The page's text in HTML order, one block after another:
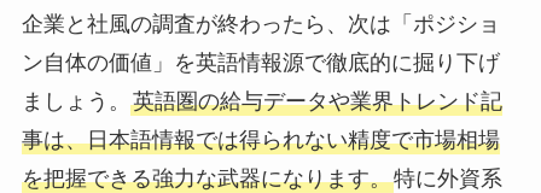
企業と社風の調査が終わったら、次は「ポジショ
ン自体の価値」を英語情報源で徹底的に掘り下げ
ましょう。 英語圏の給与データや業界トレンド記
事は、日本語情報では得られない精度で市場相場
を把握できる強力な武器になります。特に外資系